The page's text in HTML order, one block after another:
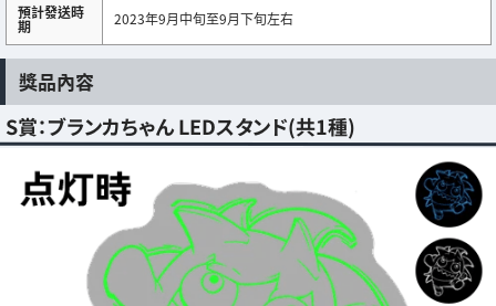
預計發送時
期 2023年9月中旬至9月下旬左右
獎品內容
S賞：ブランカちゃん LEDスタンド(共1種)